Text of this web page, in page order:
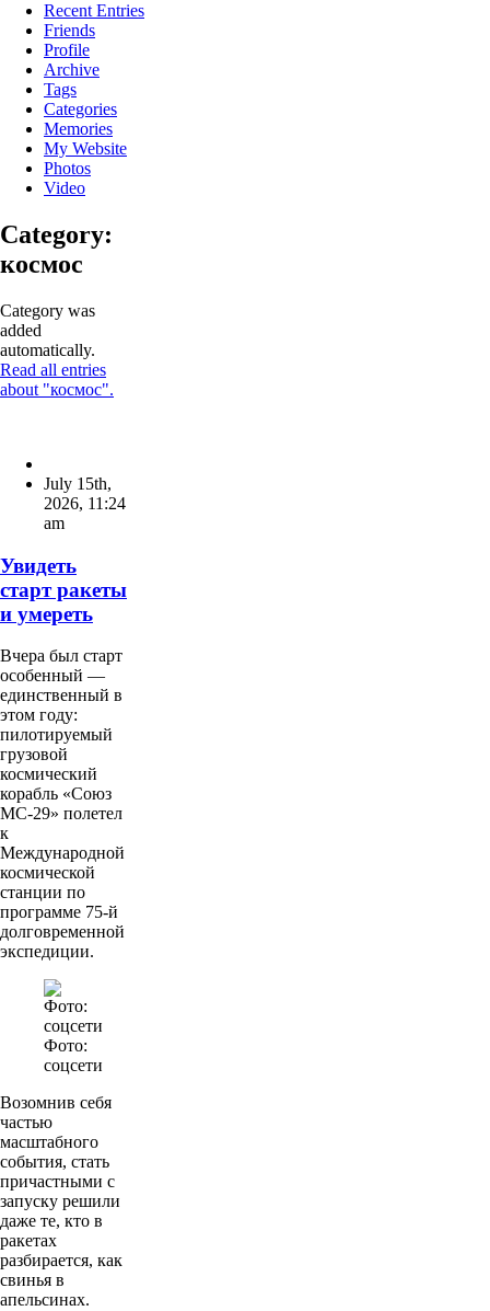
Recent Entries
Friends
Profile
Archive
Tags
Categories
Memories
My Website
Photos
Video
Category:
космос
Category was
added
automatically.
Read all entries
about "космос".
July 15th,
2026, 11:24
am
Увидеть
старт ракеты
и умереть
Вчера был старт
особенный —
единственный в
этом году:
пилотируемый
грузовой
космический
корабль «Союз
МС-29» полетел
к
Международной
космической
станции по
программе 75-й
долговременной
экспедиции.
Фото:
соцсети
Возомнив себя
частью
масштабного
события, стать
причастными с
запуску решили
даже те, кто в
ракетах
разбирается, как
свинья в
апельсинах.